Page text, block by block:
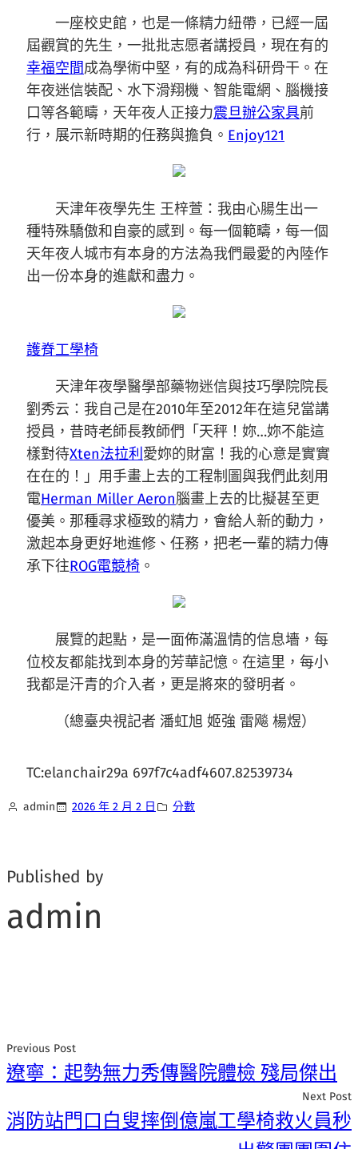
一座校史館，也是一條精力紐帶，已經一屆
屆觀賞的先生，一批批志愿者講授員，現在有的
幸福空間成為學術中堅，有的成為科研骨干。在
年夜迷信裝配、水下滑翔機、智能電網、腦機接
口等各範疇，天年夜人正接力震旦辦公家具前
行，展示新時期的任務與擔負。 Enjoy121
天津年夜學先生 王梓萱：我由心腸生出一
種特殊驕傲和自豪的感到。每一個範疇，每一個
天年夜人城市有本身的方法為我們最愛的內陸作
出一份本身的進獻和盡力。
護脊工學椅
天津年夜學醫學部藥物迷信與技巧學院院長
劉秀云：我自己是在2010年至2012年在這兒當講
授員，昔時老師長教師們「天秤！妳…妳不能這
樣對待Xten法拉利 愛妳的財富！我的心意是實實
在在的！」用手畫上去的工程制圖與我們此刻用
電Herman Miller Aeron腦畫上去的比擬甚至更
優美。那種尋求極致的精力，會給人新的動力，
激起本身更好地進修、任務，把老一輩的精力傳
承下往ROG電競椅 。
展覽的起點，是一面佈滿溫情的信息墻，每
位校友都能找到本身的芳華記憶。在這里，每小
我都是汗青的介入者，更是將來的發明者。
（總臺央視記者 潘虹旭 姬強 雷飚 楊煜）
TC:elanchair29a 697f7c4adf4607.82539734
admin 2026 年 2 月 2 日 分數
Published by
admin
Previous Post
遼寧：起勢無力秀傳醫院體檢 殘局傑出
Next Post
消防站門口白叟摔倒億嵐工學椅救火員秒